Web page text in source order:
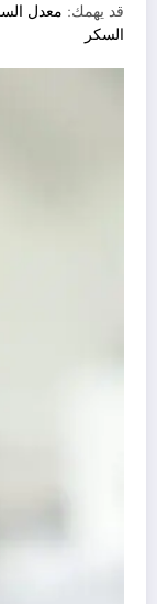
قد يهمك: معدل
السكر